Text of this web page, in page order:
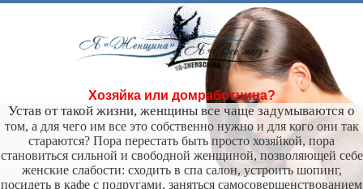
-- Самое большое богатство — это ум. Самая большая нищета — глупость. Из всех
страхов самый пугающий — самолюбование.
-- Лучшее, что можно сделать с хорошим советом, это пропустить его мимо ушей. Он
никогда не бывает полезен никому, кроме того, кто его дал.
-- Люблю давать советы и очень не люблю, когда их дают мне.
Хозяйка или домработница?
Устав от такой жизни, женщины все чаще задумываются о
том, а для чего им все это собственно нужно и для кого они так
стараются? Пора перестать быть просто хозяйкой, пора
становиться сильной и свободной женщиной, позволяющей себе
женские слабости: сходить в спа салон, устроить шопинг,
посидеть в кафе с подругами, заняться самосовершенствованием